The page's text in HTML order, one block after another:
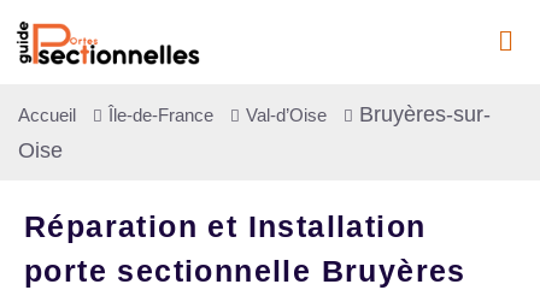
Accueil Île-de-France Val-d’Oise
Bruyères-sur-
Oise
Réparation et Installation
porte sectionnelle Bruyères